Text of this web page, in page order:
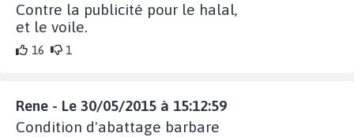
Contre la publicité pour le halal,
et le voile.
16 1
Rene - Le 30/05/2015 à 15:12:59
Condition d'abattage barbare